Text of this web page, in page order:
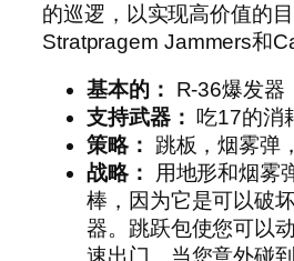
的巡逻，以实现高价值的
Stratpragem Jammers和
基本的：
R-36爆发器
支持武器：
吃17的消
策略：
跳板，烟雾弹
战略：
用地形和烟雾
棒，因为它是可以破
器。跳跃包使您可以
速出门。当您意外碰